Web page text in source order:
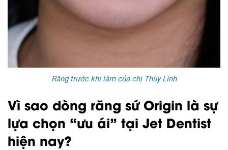
Răng trước khi làm của chị Thùy Linh
Vì sao dòng răng sứ Origin là sự
lựa chọn “ưu ái” tại Jet Dentist
hiện nay?